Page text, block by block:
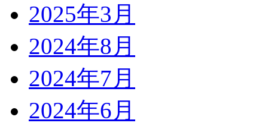
2025年3月
2024年8月
2024年7月
2024年6月